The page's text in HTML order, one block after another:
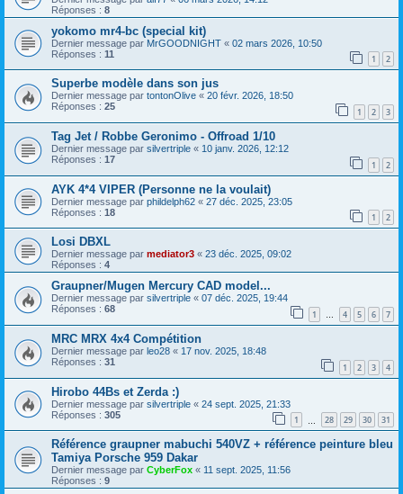
Réponses : 8
yokomo mr4-bc (special kit)
Dernier message par MrGOODNIGHT « 02 mars 2026, 10:50
Réponses : 11 1 2
Superbe modèle dans son jus
Dernier message par tontonOlive « 20 févr. 2026, 18:50
Réponses : 25 1 2 3
Tag Jet / Robbe Geronimo - Offroad 1/10
Dernier message par silvertriple « 10 janv. 2026, 12:12
Réponses : 17 1 2
AYK 4*4 VIPER (Personne ne la voulait)
Dernier message par phildelph62 « 27 déc. 2025, 23:05
Réponses : 18 1 2
Losi DBXL
Dernier message par mediator3 « 23 déc. 2025, 09:02
Réponses : 4
Graupner/Mugen Mercury CAD model...
Dernier message par silvertriple « 07 déc. 2025, 19:44
Réponses : 68 1 … 4 5 6 7
MRC MRX 4x4 Compétition
Dernier message par leo28 « 17 nov. 2025, 18:48
Réponses : 31 1 2 3 4
Hirobo 44Bs et Zerda :)
Dernier message par silvertriple « 24 sept. 2025, 21:33
Réponses : 305 1 28 29 30 31
Référence graupner mabuchi 540VZ + référence peinture bleu
Tamiya Porsche 959 Dakar
Dernier message par CyberFox « 11 sept. 2025, 11:56
Réponses : 9